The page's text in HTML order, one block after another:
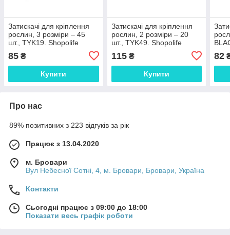
Затискачі для кріплення
рослин, 3 розміри – 45
шт., TYK19. Shopolife
85 ₴
Купити
Затискачі для кріплення
рослин, 2 розміри – 20
шт., TYK49. Shopolife
115₴
Купити
82
Про нас
89% позитивних з 223 відгуків за рік
Працює з 13.04.2020
м. Бровари
Вул Небесної Сотні, 4, м. Бровари, Бровари, Україна
Контакти
Сьогодні працює з 09:00 до 18:00
Показати весь графік роботи